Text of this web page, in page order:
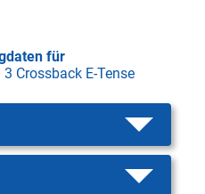
für
Crossback E-Tense